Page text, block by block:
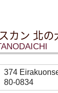
カン 北の
374
80-0834